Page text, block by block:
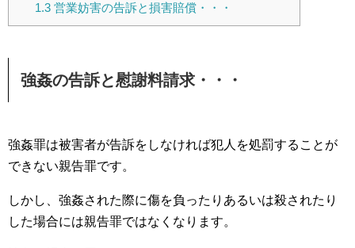
1.3営業妨害の告訴と損害賠償・・・
強姦の告訴と慰謝料請求・・・
強姦罪は被害者が告訴をしなければ犯人を処罰することが
できない親告罪です。
しかし、強姦された際に傷を負ったりあるいは殺されたり
した場合には親告罪ではなくなります。